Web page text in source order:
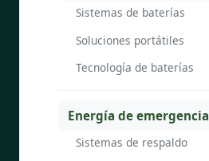
Sistemas de baterías
Soluciones portátiles
Tecnología de baterías
Energía de emergencia
Sistemas de respaldo